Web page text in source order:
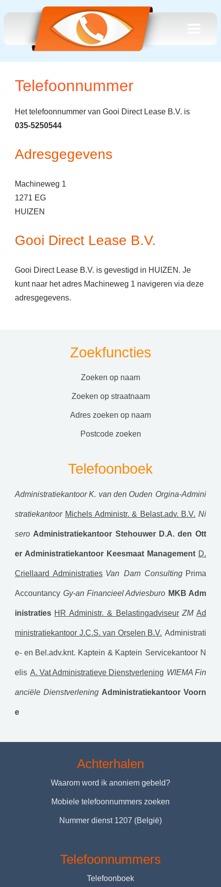
Telefoonnummer
Het telefoonnummer van Gooi Direct Lease B.V. is
035-5250544
Adresgegevens
Machineweg 1
1271 EG
HUIZEN
Gooi Direct Lease B.V.
Gooi Direct Lease B.V. is gevestigd in HUIZEN. Je
kunt naar het adres Machineweg 1 navigeren via deze
adresgegevens.
Zoekfuncties
zoeken op naam
zoeken op straatnaam
adres zoeken op naam
postcode zoeken
Telefoonboek
Administratiekantoor K. van den Ouden Orgina-Admini
stratiekantoor Michels Administr. & Belast.adv. B.V. Ni
sero Administratiekantoor Stehouwer D.A. den Ott
er Administratiekantoor Keesmaat Management D.
Criellaard Administraties Van Dam Consulting Prima
Accountancy Gy-an Financieel Adviesburo MKB Adm
inistraties HR Administr. & Belastingadviseur ZM Ad
ministratiekantoor J.C.S. van Orselen B.V. Administrati
e- en Bel.adv.knt. Kaptein & Kaptein Servicekantoor N
elis A. Vat Administratieve Dienstverlening WIEMA Fin
anciële Dienstverlening Administratiekantoor Voorn
e
Achterhalen
Waarom word ik anoniem gebeld?
Mobiele telefoonnummers zoeken
Nummer dienst 1207 (België)
Telefoonnummers
Telefoonboek